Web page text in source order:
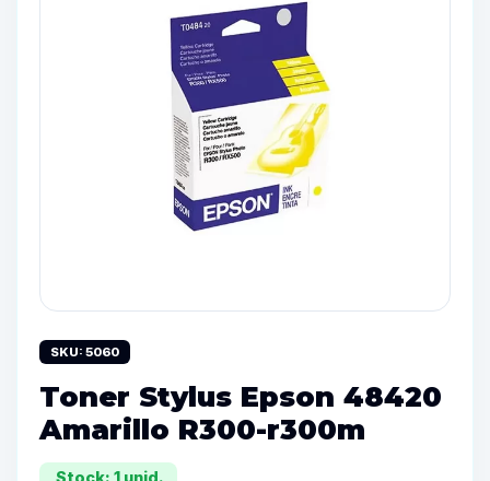
SKU: 5060
Toner Stylus Epson 48420
Amarillo R300-r300m
Stock: 1 unid.